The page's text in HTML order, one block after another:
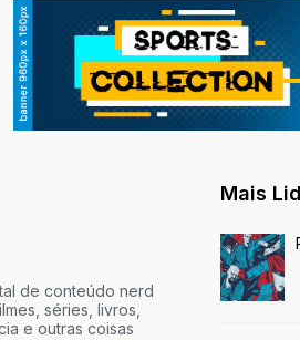
de conteúdo nerd
séries, livros,
e outras coisas
Mais